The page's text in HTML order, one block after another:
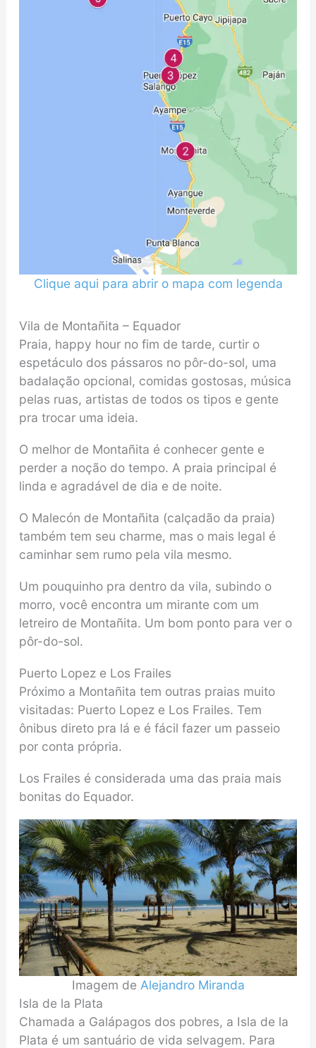
Clique aqui para abrir o mapa com legenda
Vila de Montañita – Equador
Praia, happy hour no fim de tarde, curtir o
espetáculo dos pássaros no pôr-do-sol, uma
badalação opcional, comidas gostosas, música
pelas ruas, artistas de todos os tipos e gente
pra trocar uma ideia.
O melhor de Montañita é conhecer gente e
perder a noção do tempo. A praia principal é
linda e agradável de dia e de noite.
O Malecón de Montañita (calçadão da praia)
também tem seu charme, mas o mais legal é
caminhar sem rumo pela vila mesmo.
Um pouquinho pra dentro da vila, subindo o
morro, você encontra um mirante com um
letreiro de Montañita. Um bom ponto para ver o
pôr-do-sol.
Puerto Lopez e Los Frailes
Próximo a Montañita tem outras praias muito
visitadas: Puerto Lopez e Los Frailes. Tem
ônibus direto pra lá e é fácil fazer um passeio
por conta própria.
Los Frailes é considerada uma das praia mais
bonitas do Equador.
Imagem de Alejandro Miranda
Isla de la Plata
Chamada a Galápagos dos pobres, a Isla de la
Plata é um santuário de vida selvagem. Para